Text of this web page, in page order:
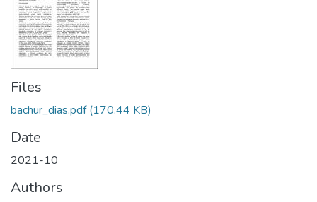
Files
bachur_dias.pdf (170.44 KB)
Date
2021-10
Authors